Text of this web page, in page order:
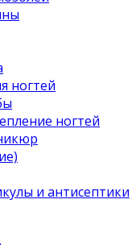
ногтей
ногтей
и антисептики